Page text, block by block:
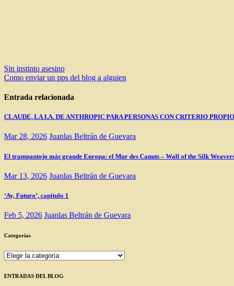
Navegación
de
entradas
Sin instinto asesino
Como enviar un pps del blog a alguien
Entrada relacionada
CLAUDE, LA I.A. DE ANTHROPIC PARA PERSONAS CON CRITERIO
Mar 28, 2026 Juanlas Beltrán de Guevara
El trampantojo más grande Europa: el Mur des Canuts – Wall of the Silk
Mar 13, 2026 Juanlas Beltrán de Guevara
‘Ay, Futuro’, capítulo 1
Feb 5, 2026 Juanlas Beltrán de Guevara
Categorías
Categorías
ENTRADAS DEL BLOG